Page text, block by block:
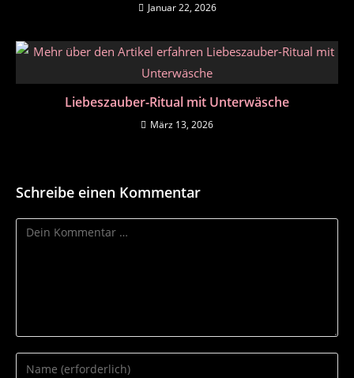
Januar 22, 2026
Liebeszauber-Ritual mit Unterwäsche
März 13, 2026
Schreibe einen Kommentar
Kommentar
Gib